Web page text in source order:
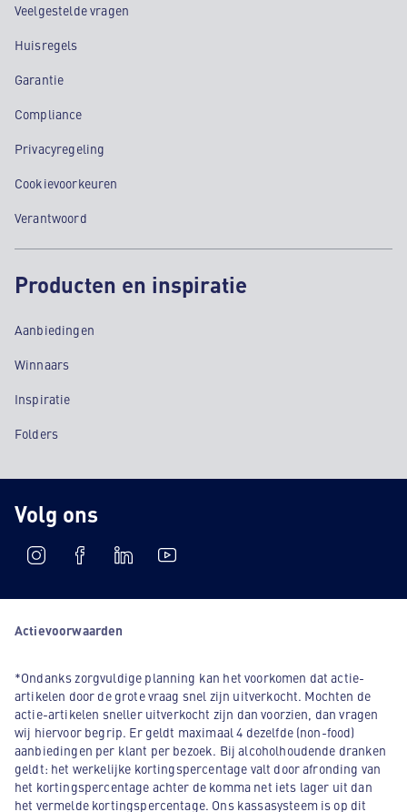
Veelgestelde vragen
Huisregels
Garantie
Compliance
Privacyregeling
Cookievoorkeuren
Verantwoord
Producten en inspiratie
Aanbiedingen
Winnaars
Inspiratie
Folders
Volg ons
Actievoorwaarden
*Ondanks zorgvuldige planning kan het voorkomen dat actie-
artikelen door de grote vraag snel zijn uitverkocht. Mochten de
actie-artikelen sneller uitverkocht zijn dan voorzien, dan vragen
wij hiervoor begrip. Er geldt maximaal 4 dezelfde (non-food)
aanbiedingen per klant per bezoek. Bij alcoholhoudende dranken
geldt: het werkelijke kortingspercentage valt door afronding van
het kortingspercentage achter de komma net iets lager uit dan
het vermelde kortingspercentage. Ons kassasysteem is op dit